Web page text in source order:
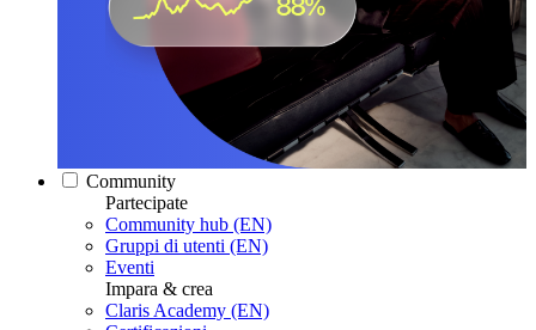
Community
Partecipate
Community hub (EN)
Gruppi di utenti (EN)
Eventi
Impara & crea
Claris Academy (EN)